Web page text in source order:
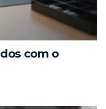
com o